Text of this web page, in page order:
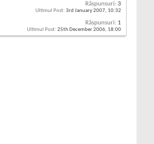
Răspunsuri: 3
Ultimul Post: 3rd January 2007, 10:32
Răspunsuri: 1
Ultimul Post: 25th December 2006, 18:00